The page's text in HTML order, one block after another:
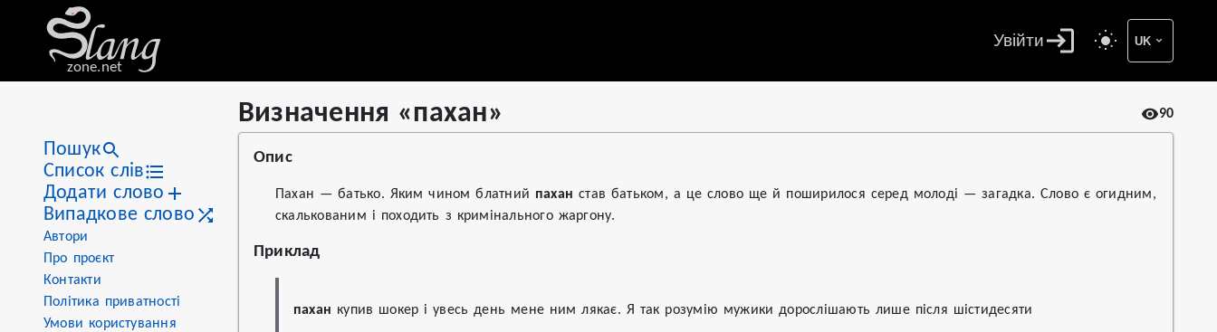
zone.net
Увійти UK
Пошук
Список слів
Додати слово
Випадкове слово
Автори
Про проєкт
Контакти
Політика приватності
Умови користування
Визначення «пахан»
90
Визначення «пахан»
Stat
Value
Views
90
Definitions
First seen
2022
Опис
Пахан — батько. Яким чином блатний пахан став батьком, а це слово ще й поширилося серед молоді — загадка. Слово є огидним,
скалькованим і походить з кримінального жаргону.
Приклад
пахан купив шокер і увесь день мене ним лякає. Я так розумію мужики дорослішають лише після шістидесяти